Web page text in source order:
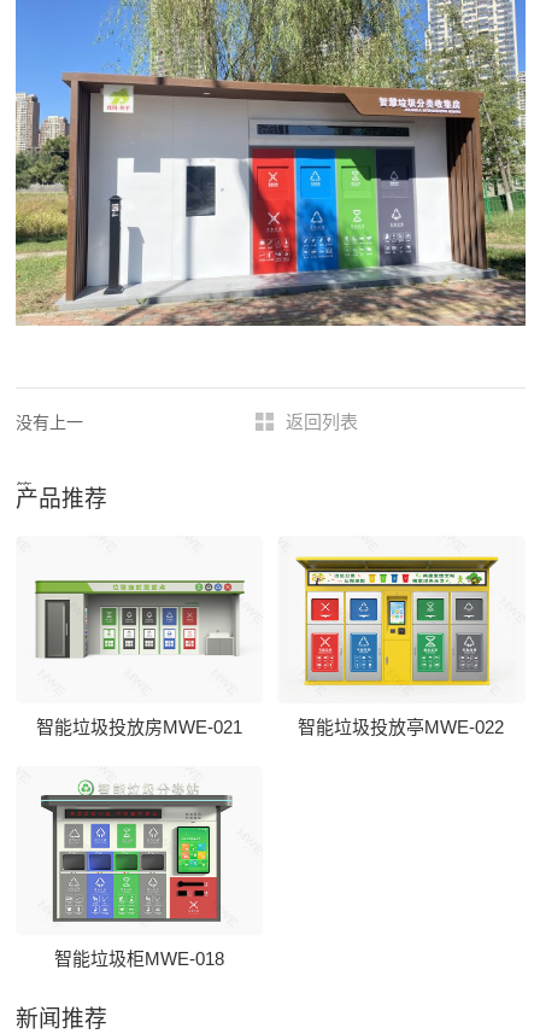
没有上一
篇
返回列表
产品推荐
智能垃圾投放房MWE-021 智能垃圾投放亭MWE-022
智能垃圾柜MWE-018
新闻推荐